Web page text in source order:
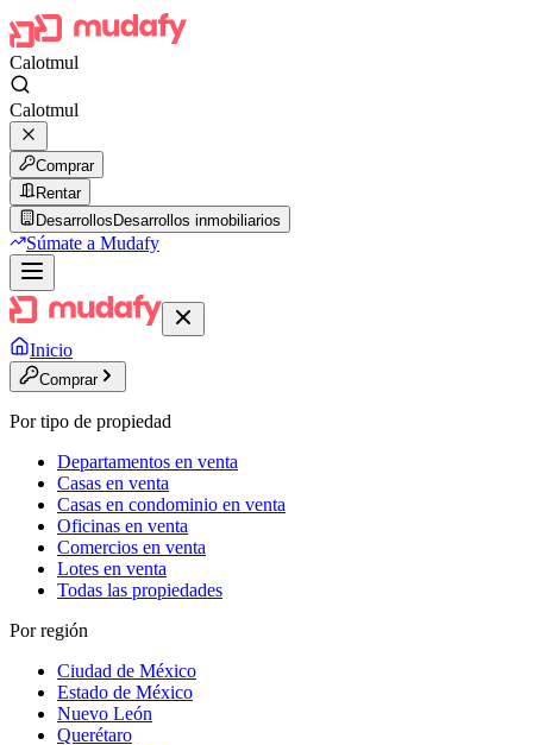
Calotmul
Calotmul
Comprar
Rentar
Desarrollos Desarrollos inmobiliarios
Súmate a Mudafy
Inicio
Comprar
Por tipo de propiedad
Departamentos en venta
Casas en venta
Casas en condominio en venta
Oficinas en venta
Comercios en venta
Lotes en venta
Todas las propiedades
Por región
Ciudad de México
Estado de México
Nuevo León
Querétaro